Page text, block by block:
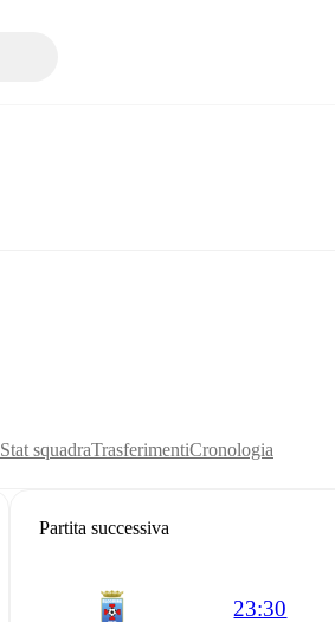
Stat squadraTrasferimentiCronologia
Partita successiva
23:30